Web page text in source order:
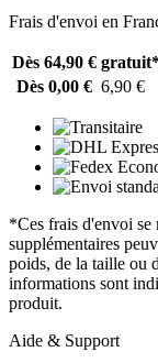
Frais d'envoi en
Dès 64,90 €
Dès 0,00 € 6,90 €
*Ces frais d'envoi se
supplémentaires
poids, de la taille ou
informations sont
produit.
Aide & Support